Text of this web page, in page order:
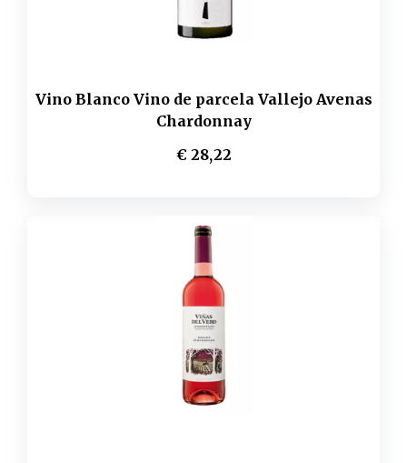
Vino Blanco Vino de parcela Vallejo Avenas
Chardonnay
€ 28,22